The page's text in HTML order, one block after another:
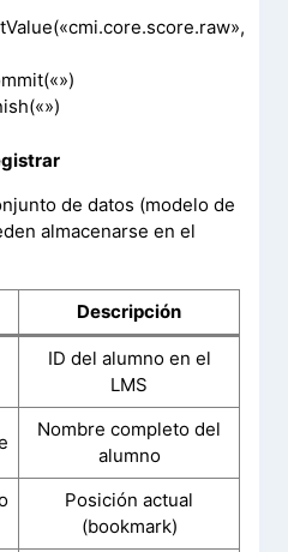
de datos (modelo de
almacenarse en el
Descripción
ID del alumno en el
LMS
Nombre completo del
alumno
Posición actual
(bookmark)